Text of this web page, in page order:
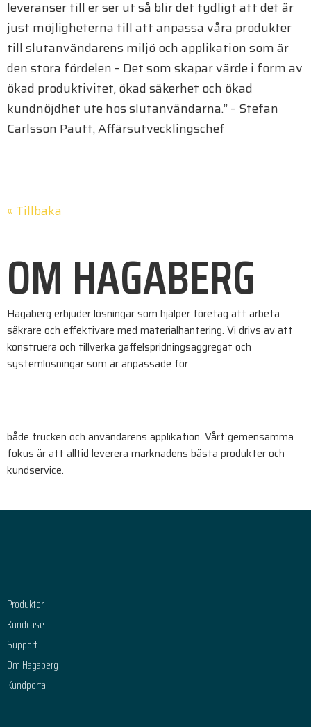
leveranser till er ser ut så blir det tydligt att det är
just möjligheterna till att anpassa våra produkter
till slutanvändarens miljö och applikation som är
den stora fördelen – Det som skapar värde i form av
ökad produktivitet, ökad säkerhet och ökad
kundnöjdhet ute hos slutanvändarna.” – Stefan
Carlsson Pautt, Affärsutvecklingschef
« Tillbaka
OM HAGABERG
Hagaberg erbjuder lösningar som hjälper företag att arbeta
säkrare och effektivare med materialhantering. Vi drivs av att
konstruera och tillverka gaffelspridningsaggregat och
systemlösningar som är anpassade för
både trucken och användarens applikation. Vårt gemensamma
fokus är att alltid leverera marknadens bästa produkter och
kundservice.
Produkter
Kundcase
Support
Om Hagaberg
Kundportal